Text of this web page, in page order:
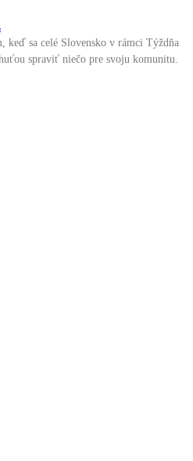
keď sa celé Slovensko v rámci Týždňa
spraviť niečo pre svoju komunitu.